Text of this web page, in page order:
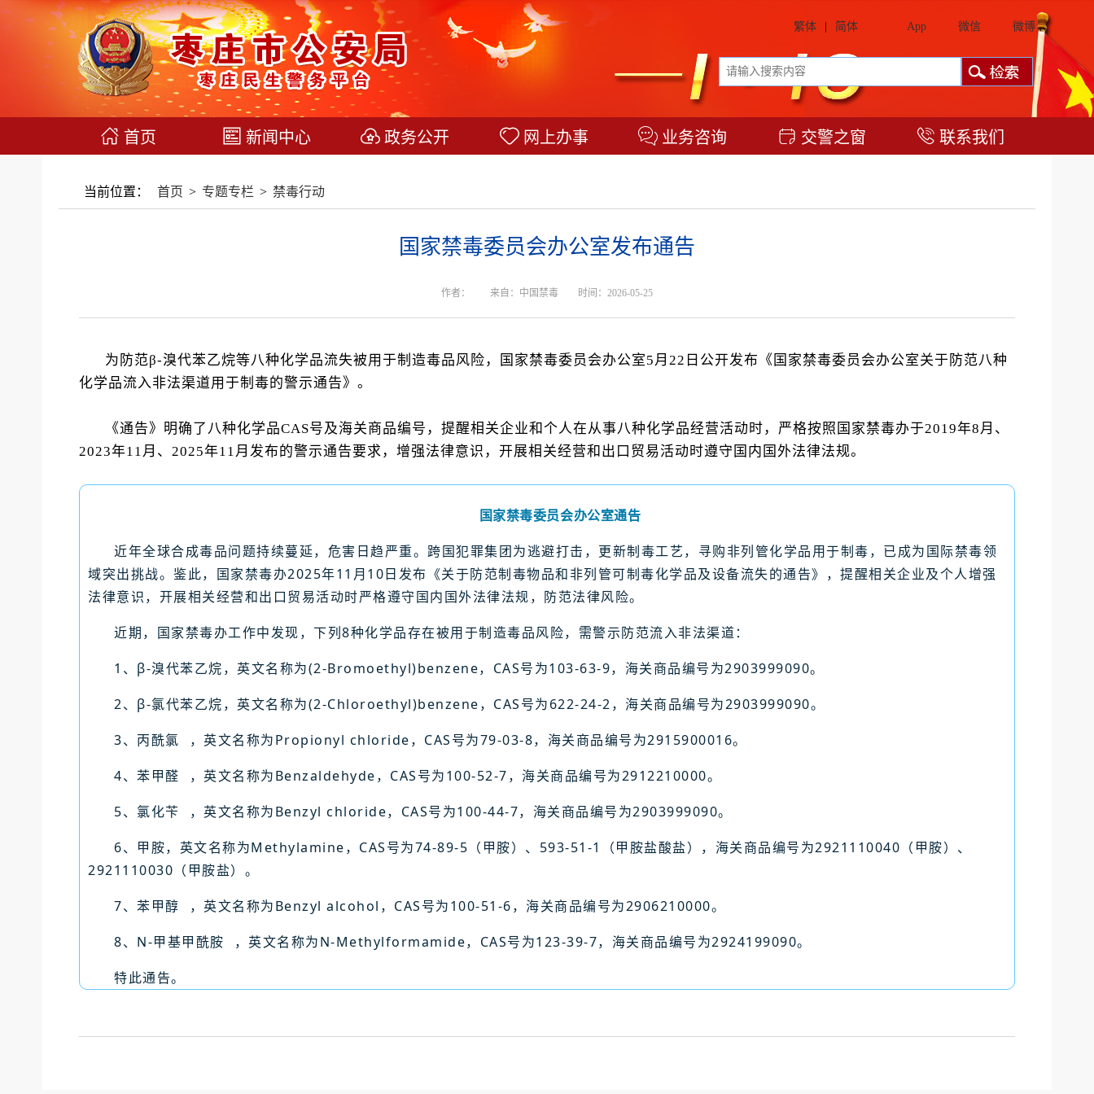
微博
微信
App
繁体 简体
首页 新闻中心 政务公开 网上办事 业务咨询 交警之窗 联系我们
当前位置： 首页 > 专题专栏 > 禁毒行动
国家禁毒委员会办公室发布通告
作者： 来自：中国禁毒 时间：2026-05-25
为防范β-溴代苯乙烷等八种化学品流失被用于制造毒品风险，国家禁毒委员会办公室5月22日公开发布《国家禁毒委员会办公室关于防范八种
化学品流入非法渠道用于制毒的警示通告》。
《通告》明确了八种化学品CAS号及海关商品编号，提醒相关企业和个人在从事八种化学品经营活动时，严格按照国家禁毒办于2019年8月、
2023年11月、2025年11月发布的警示通告要求，增强法律意识，开展相关经营和出口贸易活动时遵守国内国外法律法规。
国家禁毒委员会办公室通告
近年全球合成毒品问题持续蔓延，危害日趋严重。跨国犯罪集团为逃避打击，更新制毒工艺，寻购非列管化学品用于制毒，已成为国际禁毒领
域突出挑战。鉴此，国家禁毒办2025年11月10日发布《关于防范制毒物品和非列管可制毒化学品及设备流失的通告》，提醒相关企业及个人增强
法律意识，开展相关经营和出口贸易活动时严格遵守国内国外法律法规，防范法律风险。
近期，国家禁毒办工作中发现，下列8种化学品存在被用于制造毒品风险，需警示防范流入非法渠道：
1、β-溴代苯乙烷，英文名称为(2-Bromoethyl)benzene，CAS号为103-63-9，海关商品编号为2903999090。
2、β-氯代苯乙烷，英文名称为(2-Chloroethyl)benzene，CAS号为622-24-2，海关商品编号为2903999090。
3、 丙酰氯
，英文名称为Propionyl chloride，CAS号为79-03-8，海关商品编号为2915900016。
4、 苯甲醛
，英文名称为Benzaldehyde，CAS号为100-52-7，海关商品编号为2912210000。
5、 氯化苄
，英文名称为Benzyl chloride，CAS号为100-44-7，海关商品编号为2903999090。
6、甲胺，英文名称为Methylamine，CAS号为74-89-5（甲胺）、593-51-1（甲胺盐酸盐），海关商品编号为2921110040（甲胺）、
2921110030（甲胺盐）。
7、 苯甲醇
，英文名称为Benzyl alcohol，CAS号为100-51-6，海关商品编号为2906210000。
8、 N-甲基甲酰胺
，英文名称为N-Methylformamide，CAS号为123-39-7，海关商品编号为2924199090。
特此通告。